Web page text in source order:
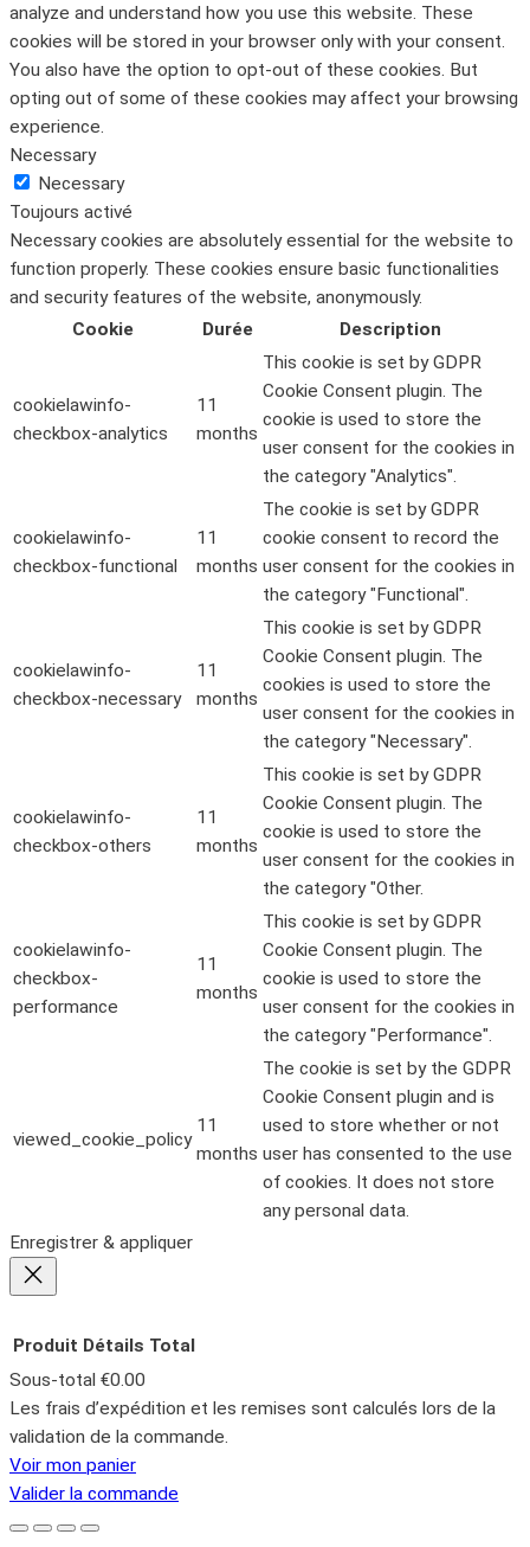
analyze and understand how you use this website. These
cookies will be stored in your browser only with your consent.
You also have the option to opt-out of these cookies. But
opting out of some of these cookies may affect your browsing
experience.
Necessary
Necessary
Toujours activé
Necessary cookies are absolutely essential for the website to
function properly. These cookies ensure basic functionalities
and security features of the website, anonymously.
Cookie
Durée Description
cookielawinfo-
checkbox-analytics
11
months
This cookie is set by GDPR
Cookie Consent plugin. The
cookie is used to store the
user consent for the cookies in
the category "Analytics".
cookielawinfo-
checkbox-functional
11
months
The cookie is set by GDPR
cookie consent to record the
user consent for the cookies in
the category "Functional".
cookielawinfo-
checkbox-necessary
11
months
This cookie is set by GDPR
Cookie Consent plugin. The
cookies is used to store the
user consent for the cookies in
the category "Necessary".
cookielawinfo-
checkbox-others
11
months
This cookie is set by GDPR
Cookie Consent plugin. The
cookie is used to store the
user consent for the cookies in
the category "Other.
cookielawinfo-
checkbox-
performance
11
months
This cookie is set by GDPR
Cookie Consent plugin. The
cookie is used to store the
user consent for the cookies in
the category "Performance".
viewed_cookie_policy
11
months
The cookie is set by the GDPR
Cookie Consent plugin and is
used to store whether or not
user has consented to the use
of cookies. It does not store
any personal data.
Enregistrer & appliquer
Produits
dans
le
panier
Produit Détails Total
Sous-total €0.00
Les frais d’expédition et les remises sont calculés lors de la
validation de la commande.
Voir mon panier
Valider la commande